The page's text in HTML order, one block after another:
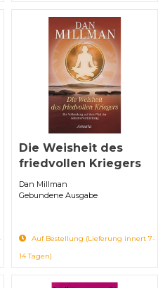
Die Weisheit des
friedvollen Kriegers
Dan Millman
Gebundene Ausgabe
Auf Bestellung (Lieferung innert 7-
14 Tagen)